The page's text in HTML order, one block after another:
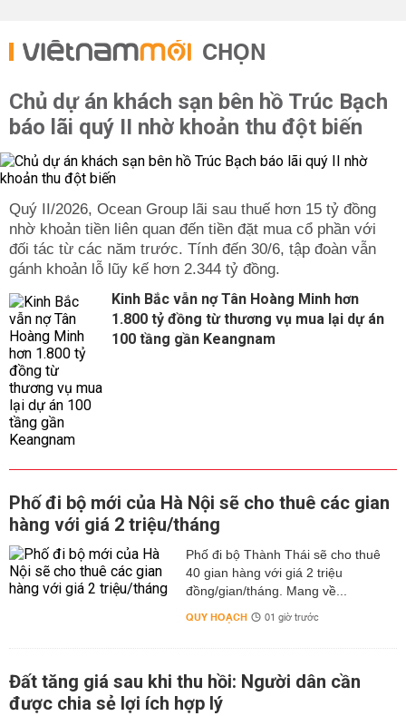
CHỌN
Chủ dự án khách sạn bên hồ Trúc Bạch
báo lãi quý II nhờ khoản thu đột biến
Quý II/2026, Ocean Group lãi sau thuế hơn 15 tỷ đồng
nhờ khoản tiền liên quan đến tiền đặt mua cổ phần với
đối tác từ các năm trước. Tính đến 30/6, tập đoàn vẫn
gánh khoản lỗ lũy kế hơn 2.344 tỷ đồng.
Kinh Bắc vẫn nợ Tân Hoàng Minh hơn
1.800 tỷ đồng từ thương vụ mua lại dự án
100 tầng gần Keangnam
Phố đi bộ mới của Hà Nội sẽ cho thuê các gian
hàng với giá 2 triệu/tháng
Phố đi bộ Thành Thái sẽ cho thuê
40 gian hàng với giá 2 triệu
đồng/gian/tháng. Mang về...
QUY HOẠCH 01 giờ trước
Đất tăng giá sau khi thu hồi: Người dân cần
được chia sẻ lợi ích hợp lý